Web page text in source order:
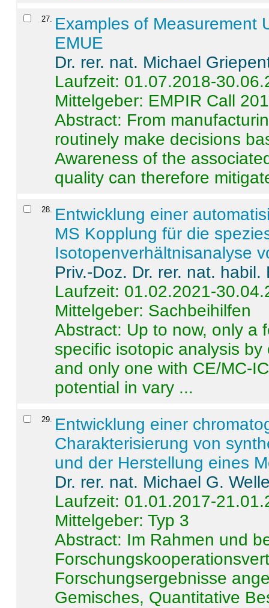
27. Examples of Measurement
EMUE
Dr. rer. nat. Michael
Laufzeit: 01.07.2018-
Mittelgeber: EMPIR Call
Abstract: From
routinely make decisions
Awareness of the
quality can therefore
28. Entwicklung einer
MS Kopplung für die
Isotopenverhältnisanalyse
Priv.-Doz. Dr. rer. nat.
Laufzeit: 01.02.2021-
Mittelgeber: Sachbeihilfen
Abstract: Up to now, only a
specific isotopic analysis
and only one with CE/MC-
potential in vary ...
29. Entwicklung einer
Charakterisierung von
und der Herstellung eines
Dr. rer. nat. Michael G.
Laufzeit: 01.01.2017-
Mittelgeber: Typ 3
Abstract: Im Rahmen und
Forschungsergebnisse
Gemisches, Quantitative